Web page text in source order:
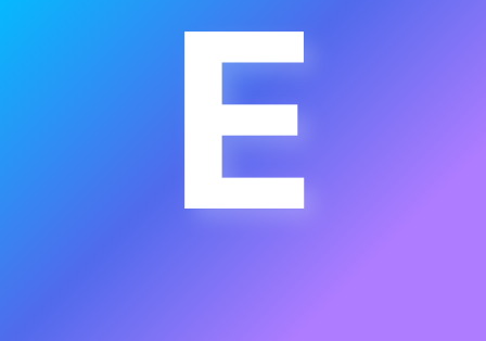
E